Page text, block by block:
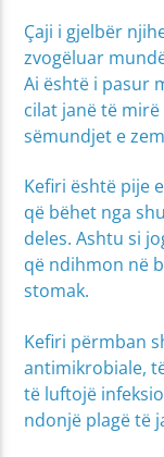
Çaji i gjelbër
zvogëluar
Ai është i pasur
cilat janë të
sëmundjet e
Kefiri është pije
që bëhet nga
deles. Ashtu si
që ndihmon në
stomak.
Kefiri përmban
antimikrobiale,
të luftojë
ndonjë plagë të